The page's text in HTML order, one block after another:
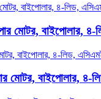
মোটর, বাইপোলার, ৪-
মোটর, বাইপোলার, ৪-